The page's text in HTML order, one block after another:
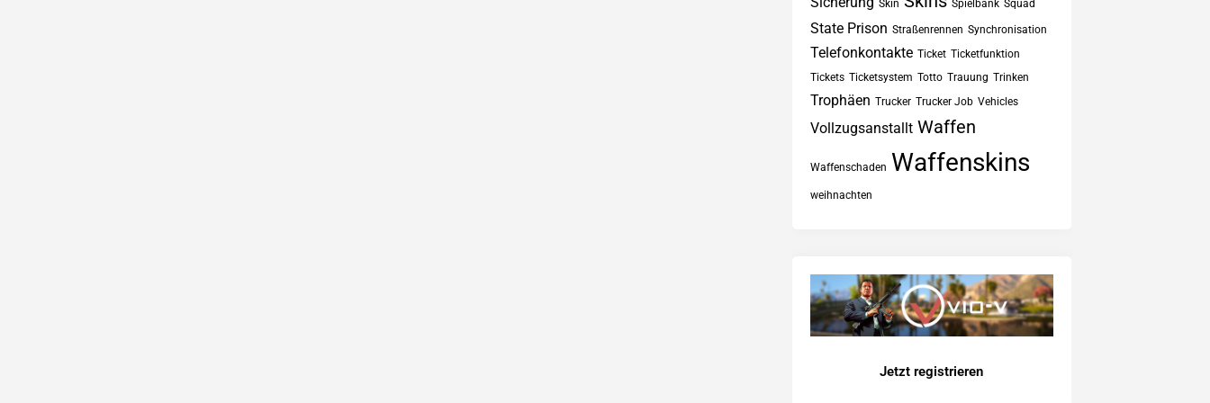
Skin Spielbank Squad
State Prison Straßenrennen Synchronisation
Telefonkontakte Ticket Ticketfunktion
Tickets Ticketsystem Totto Trauung Trinken
Trophäen Trucker Trucker Job Vehicles
Vollzugsanstallt Waffen
Waffenschaden Waffenskins
weihnachten
Jetzt registrieren